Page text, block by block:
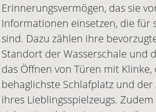
Erinnerungsvermögen, das sie
Informationen einsetzen, die für
sind. Dazu zählen ihre
Standort der Wasserschale und
das Öffnen von Türen mit Klinke,
behaglichste Schlafplatz und
ihres Lieblingsspielzeugs.